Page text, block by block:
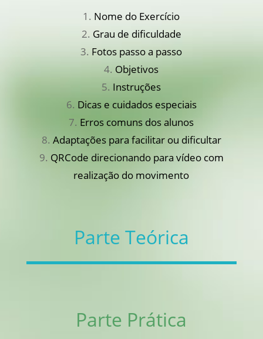
Nome do Exercício
Grau de dificuldade
Fotos passo a passo
Objetivos
Instruções
Dicas e cuidados especiais
Erros comuns dos alunos
Adaptações para facilitar ou dificultar
QRCode direcionando para vídeo com
realização do movimento
Parte Teórica
Parte Prática